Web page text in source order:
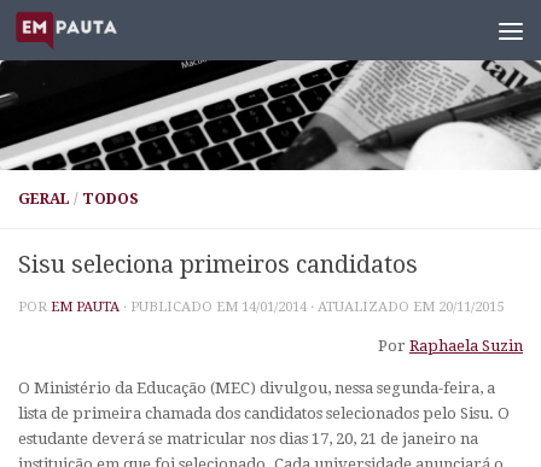
Skip to content
GERAL / TODOS
Sisu seleciona primeiros candidatos
POR EM PAUTA · PUBLICADO EM 14/01/2014 · ATUALIZADO EM 20/11/2015
Por Raphaela Suzin
O Ministério da Educação (MEC) divulgou, nessa segunda-feira, a
lista de primeira chamada dos candidatos selecionados pelo Sisu. O
estudante deverá se matricular nos dias 17, 20, 21 de janeiro na